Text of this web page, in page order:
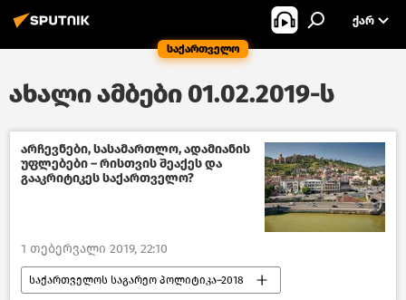
საქართველო
ᲥᲐᲠ
ახალი ამბები 01.02.2019-ს
არჩევნები, სასამართლო, ადამიანის
უფლებები – რისთვის შეაქეს და
გააკრიტიკეს საქართველო?
1 თებერვალი 2019, 22:10
საქართველოს საგარეო პოლიტიკა–2018